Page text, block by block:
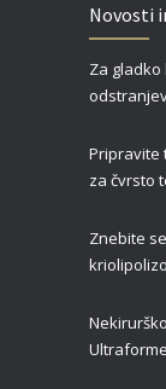
27/02/2022
Čas je za
09/01/2022
Novosti
Za
Pripravite
za čvrsto
Znebite